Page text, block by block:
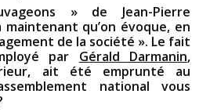
» de Jean-Pierre
maintenant qu’on évoque, en
de la société ». Le fait
par Gérald Darmanin,
ait été emprunté au
national vous